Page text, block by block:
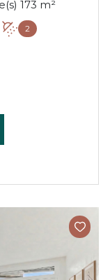
Maison 7 pièce(s) 6 chambre(s) 173 m²
2